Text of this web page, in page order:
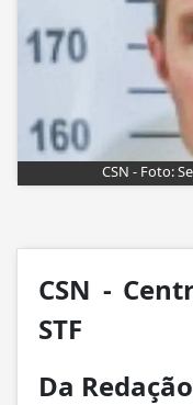
CSN - Foto:
CSN -
STF
Da Redação